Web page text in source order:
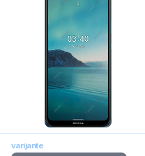
varijante